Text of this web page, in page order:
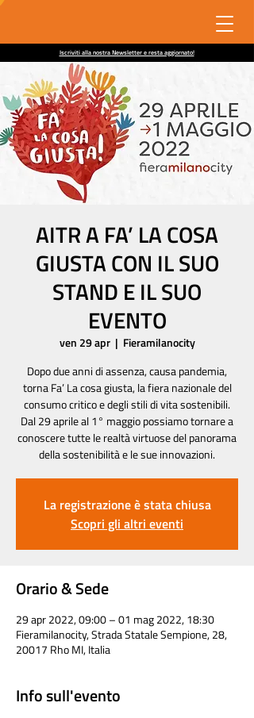
Iscriviti alla nostra Newsletter e resta aggiornato!
AITR A FA’ LA COSA
GIUSTA CON IL SUO
STAND E IL SUO
EVENTO
ven 29 apr
  |
Fieramilanocity
Dopo due anni di assenza, causa pandemia,
torna Fa’ La cosa giusta, la fiera nazionale del
consumo critico e degli stili di vita sostenibili.
Dal 29 aprile al 1° maggio possiamo tornare a
conoscere tutte le realtà virtuose del panorama
della sostenibilità e le sue innovazioni.
La registrazione è stata chiusa
Scopri gli altri eventi
Orario & Sede
29 apr 2022, 09:00 – 01 mag 2022, 18:30
Fieramilanocity, Strada Statale Sempione, 28,
20017 Rho MI, Italia
Info sull'evento